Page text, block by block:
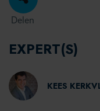
Delen
EXPERT(S)
KEES